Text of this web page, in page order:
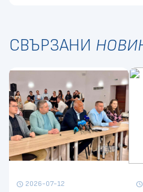
СВЪРЗАНИ
schedule 2026-07-12 schedule